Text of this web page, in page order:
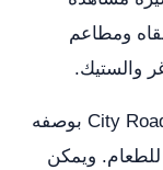
ومطاعم
والستيك.
يشير دليل الطعام الرسمي في ويلز إلى City Road بوصفه
ويمكن